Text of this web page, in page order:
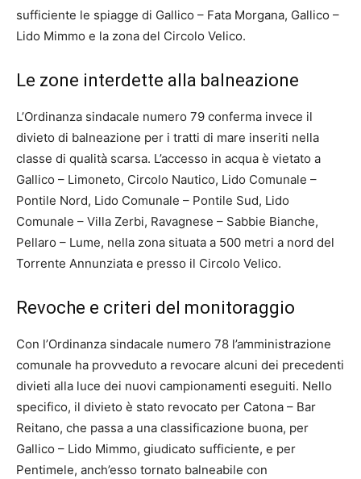
sufficiente le spiagge di Gallico – Fata Morgana, Gallico –
Lido Mimmo e la zona del Circolo Velico.
Le zone interdette alla balneazione
L’Ordinanza sindacale numero 79 conferma invece il
divieto di balneazione per i tratti di mare inseriti nella
classe di qualità scarsa. L’accesso in acqua è vietato a
Gallico – Limoneto, Circolo Nautico, Lido Comunale –
Pontile Nord, Lido Comunale – Pontile Sud, Lido
Comunale – Villa Zerbi, Ravagnese – Sabbie Bianche,
Pellaro – Lume, nella zona situata a 500 metri a nord del
Torrente Annunziata e presso il Circolo Velico.
Revoche e criteri del monitoraggio
Con l’Ordinanza sindacale numero 78 l’amministrazione
comunale ha provveduto a revocare alcuni dei precedenti
divieti alla luce dei nuovi campionamenti eseguiti. Nello
specifico, il divieto è stato revocato per Catona – Bar
Reitano, che passa a una classificazione buona, per
Gallico – Lido Mimmo, giudicato sufficiente, e per
Pentimele, anch’esso tornato balneabile con